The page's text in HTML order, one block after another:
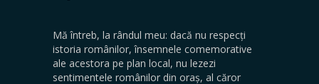
Mă întreb, la rândul meu: dacă nu respecți
istoria românilor, însemnele comemorative
ale acestora pe plan local, nu lezezi
sentimentele românilor din oraș, al căror